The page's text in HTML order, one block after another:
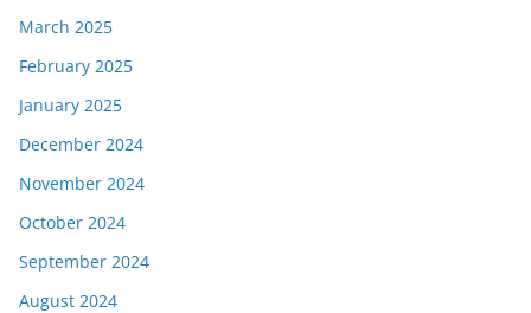
March 2025
February 2025
January 2025
December 2024
November 2024
October 2024
September 2024
August 2024